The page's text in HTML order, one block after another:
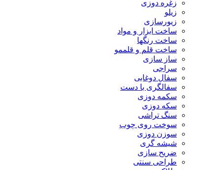
زغره دوزی
زیلو
زیورسازی
ساخت ابزار و مواد
ساخت رنگها
ساخت قلم و قلممو
ساز سازی
سراجی
سفال دوغابی
سفالگری با دست
سکمه دوزی
سکه دوزی
سنگ تراشی
سوخت روی چوب
سوزن دوزی
شیشه گری
ضریح سازی
طراحی سنتی